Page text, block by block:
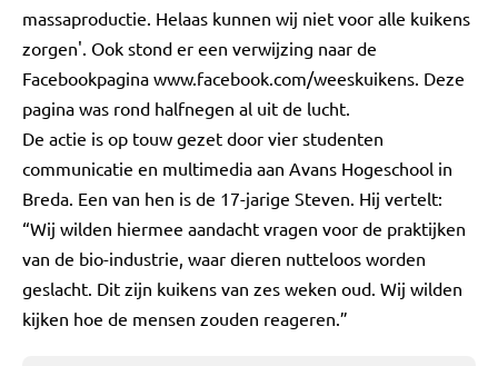
massaproductie. Helaas kunnen wij niet voor alle kuikens
zorgen'. Ook stond er een verwijzing naar de
Facebookpagina www.facebook.com/weeskuikens. Deze
pagina was rond halfnegen al uit de lucht.
De actie is op touw gezet door vier studenten
communicatie en multimedia aan Avans Hogeschool in
Breda. Een van hen is de 17-jarige Steven. Hij vertelt:
“Wij wilden hiermee aandacht vragen voor de praktijken
van de bio-industrie, waar dieren nutteloos worden
geslacht. Dit zijn kuikens van zes weken oud. Wij wilden
kijken hoe de mensen zouden reageren.”